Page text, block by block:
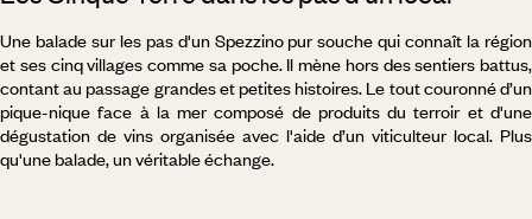
Une balade sur les pas d'un Spezzino pur souche qui connaît la région
et ses cinq villages comme sa poche. Il mène hors des sentiers battus,
contant au passage grandes et petites histoires. Le tout couronné d’un
pique-nique face à la mer composé de produits du terroir et d'une
dégustation de vins organisée avec l'aide d’un viticulteur local. Plus
qu'une balade, un véritable échange.